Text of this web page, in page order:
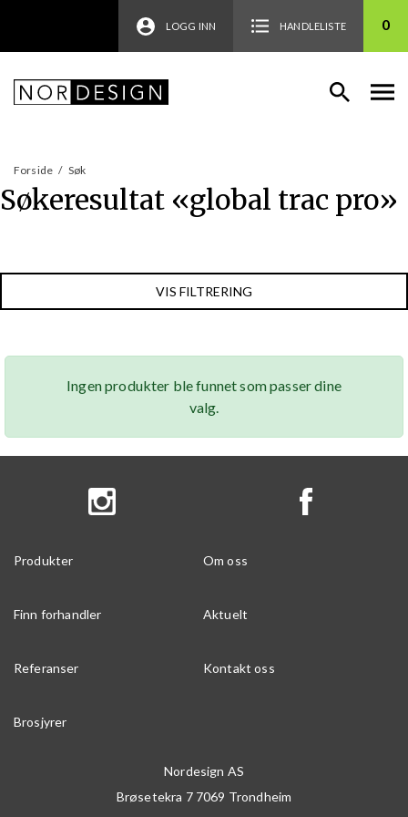
LOGG INN HANDLELISTE 0
Forside / Søk
Søkeresultat «global trac pro»
VIS FILTRERING
Ingen produkter ble funnet som passer dine
valg.
Produkter Om oss
Finn forhandler Aktuelt
Referanser Kontakt oss
Brosjyrer
Nordesign AS
Brøsetekra 7 7069 Trondheim